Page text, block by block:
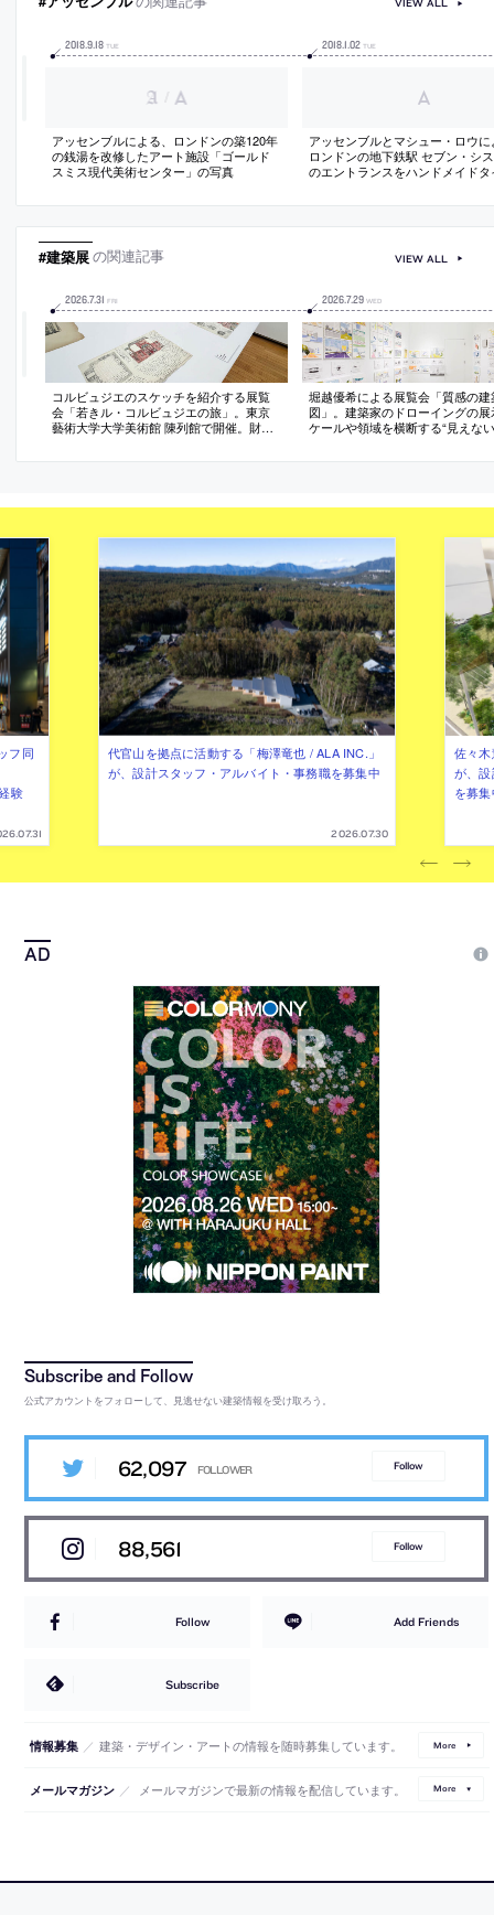
2018.9.18 TUE
アッセンブルによる、ロンドンの築120年
の銭湯を改修したアート施設「ゴールド
スミス現代美術センター」の写真
2018.1 02 TUE
アッセンブルとマシュー・ロウに
ロンドンの地下鉄駅 セブン・シ
のエントランスをハンドメイドタ
VIEW ALL
#建築展の関連記事
2026.7.31 FRI
コルビュジエのスケッチを紹介する展覧
会「若きル・コルビュジエの旅」。東京
藝術大学大学美術館 陳列館で開催。財団
100点を選定し、高解像度データを元に原
2026.7.29 WED
堀越優希による展覧会「質感の建
図」。建築家のドローイングの展
ケールや領域を横断する“見えな
観と客観が混在する建築の経験を
VIEW ALL
フ同
験
代官山を拠点に活動する「梅澤竜也 / ALA INC.」
が、設計スタッフ・アルバイト・事務職を募集中
2026.07.30
佐々
が、
を募
公式アカウントをフォローして、見逃せない建築情報を受け取ろう。
62,097 Follow
88,561 Follow
Follow Add Friends
Subscribe
情報募集 ／ 建築・デザイン・アートの情報を随時募集しています。 More
メールマガジン ／ メールマガジンで最新の情報を配信しています。 More